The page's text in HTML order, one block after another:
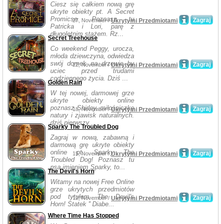
Ciesz się całkiem nową grę
ukryte obiekty pt. A Secret
Promicse. Poznasz tu
Patricka i Lori, parę z
długoletnim stażem. Rz...
Zagraj
27, November /Ukrytymi Przedmiotami
Secret Treehouse
Co weekend Peggy, urocza,
młoda dziewczyna, odwiedza
swój domek na drzewie by
uciec przed trudami
codziennego życia. Dziś ...
Zagraj
22, November /Ukrytymi Przedmiotami
Golden Rain
W tej nowej, darmowej grze
ukryte obiekty online
poznasz Shirley, miłośniczkę
natury i zjawisk naturalnych.
dziś pierwszy ...
Zagraj
18, November /Ukrytymi Przedmiotami
Sparky The Troubled Dog
Zagraj w nową, zabawną i
darmową grę ukryte obiekty
online pt. Sparky The
Troubled Dog! Poznasz tu
psa imieniem Sparky, to...
Zagraj
15, November /Ukrytymi Przedmiotami
The Devil's Horn
Witamy na nowej Free Online
grze ukrytych przedmiotów
pod tytułem The Devil's
Horn! Statek '' Diabe...
Zagraj
12, November / Ukrytymi Przedmiotami
Where Time Has Stopped